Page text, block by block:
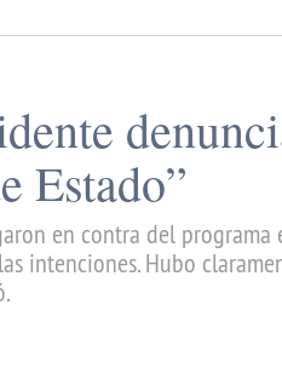
Estado”
en contra del
intenciones. Hubo